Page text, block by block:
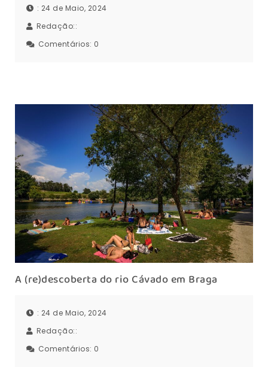
: 24 de Maio, 2024
Redação::
Comentários: 0
A (re)descoberta do rio Cávado em Braga
: 24 de Maio, 2024
Redação::
Comentários: 0